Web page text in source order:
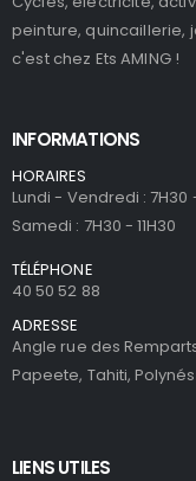
peinture, quincaillerie,
c'est chez Ets AMING !
INFORMATIONS
HORAIRES
Lundi - Vendredi : 7H30
Samedi : 7H30 - 11H30
TÉLÉPHONE
40 50 52 88
ADRESSE
Angle rue des
Papeete, Tahiti,
LIENS UTILES